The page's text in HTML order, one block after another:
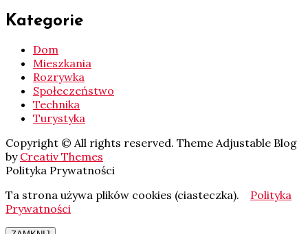
Kategorie
Dom
Mieszkania
Rozrywka
Społeczeństwo
Technika
Turystyka
Copyright © All rights reserved. Theme Adjustable Blog
by Creativ Themes
Polityka Prywatności
Ta strona używa plików cookies (ciasteczka).
Polityka
Prywatności